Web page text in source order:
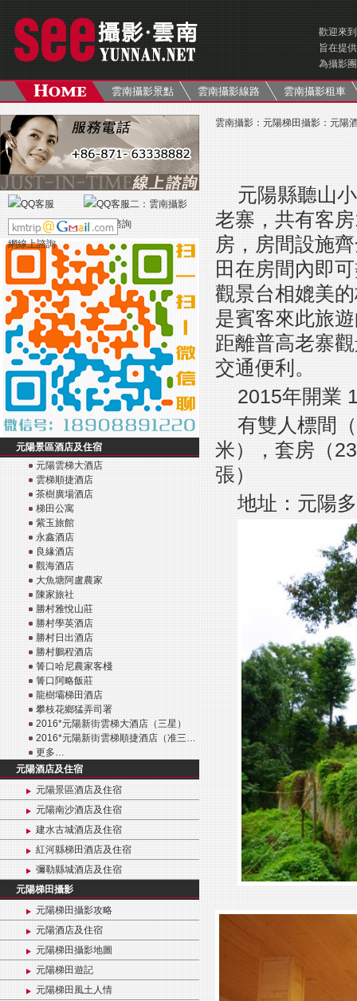
歡迎來
旨在提供
為攝影
雲南攝影景點 雲南攝影線路 雲南攝影租車
元陽景區酒店及住宿
元陽雲梯大酒店
雲梯順捷酒店
茶樹廣場酒店
梯田公寓
紫玉旅館
永鑫酒店
良緣酒店
觀海酒店
大魚塘阿盧農家
陳家旅社
勝村雅悅山莊
勝村學英酒店
勝村日出酒店
勝村鵬程酒店
箐口哈尼農家客棧
箐口阿略飯莊
龍樹壩梯田酒店
攀枝花鄉猛弄司署
2016*元陽新街雲梯大酒店（三星）
2016*元陽新街雲梯順捷酒店（准三…
更多…
元陽酒店及住宿
元陽景區酒店及住宿
元陽南沙酒店及住宿
建水古城酒店及住宿
紅河縣梯田酒店及住宿
彌勒縣城酒店及住宿
元陽梯田攝影
元陽梯田攝影攻略
元陽酒店及住宿
元陽梯田攝影地圖
元陽梯田遊記
元陽梯田風土人情
雲南攝影 ： 元陽梯田攝影 ： 元陽
元陽縣聽山
老寨，共有客
房，房間設施
田在房間內即
觀景台相媲美
是賓客來此旅
距離普高老寨
交通便利。
2015年開業
有雙人標間
米），套房（
張）
地址：元陽